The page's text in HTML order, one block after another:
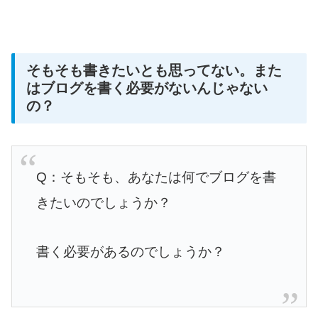
そもそも書きたいとも思ってない。また
はブログを書く必要がないんじゃない
の？
Q：そもそも、あなたは何でブログを書
きたいのでしょうか？
書く必要があるのでしょうか？